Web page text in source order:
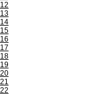
12
13
14
15
16
17
18
19
20
21
22